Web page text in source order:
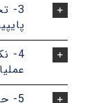
3-
4-